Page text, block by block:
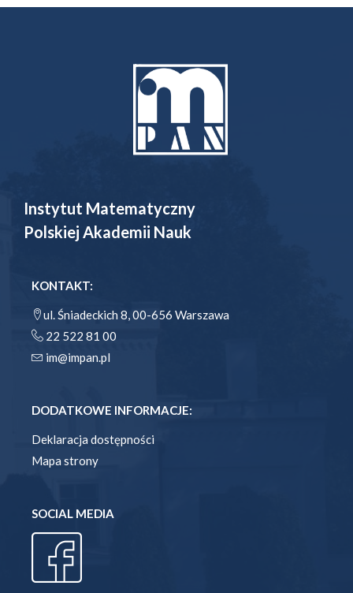
Instytut Matematyczny
Polskiej Akademii Nauk
KONTAKT:
ul. Śniadeckich 8, 00-656 Warszawa
22 522 81 00
im@impan.pl
DODATKOWE INFORMACJE:
Deklaracja dostępności
Mapa strony
SOCIAL MEDIA